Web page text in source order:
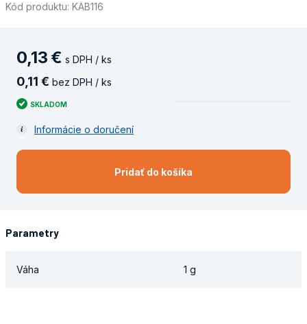
Kód produktu: KAB116
0,13 € s DPH / ks
0 11 € bez DPH / ks
SKLADOM
Informácie o doručení
Pridať do košíka
Parametry
Váha 1 g